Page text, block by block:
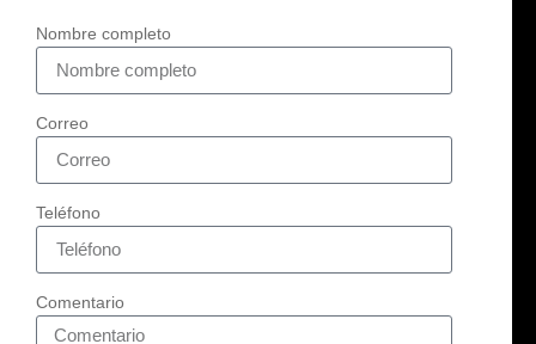
Nombre completo
Correo
Teléfono
Comentario